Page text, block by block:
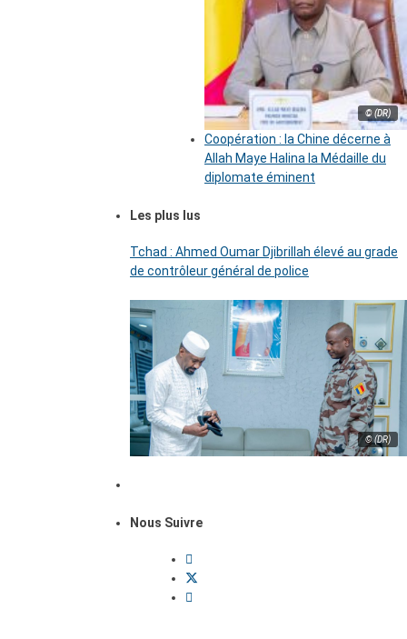
© (DR)
Coopération : la Chine décerne à
Allah Maye Halina la Médaille du
diplomate éminent
Les plus lus
Tchad : Ahmed Oumar Djibrillah élevé au grade
de contrôleur général de police
© (DR)
Nous Suivre